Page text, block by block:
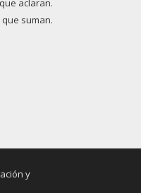
aclaran.
suman.
y